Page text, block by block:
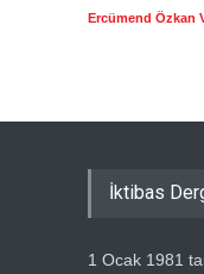
Ercümend Özkan
İktibas
1 Ocak 1981